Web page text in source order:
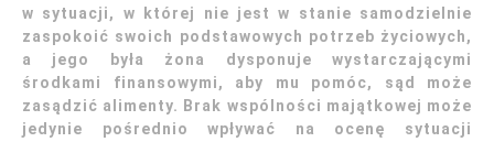
w sytuacji, w której nie jest w stanie samodzielnie
zaspokoić swoich podstawowych potrzeb życiowych,
a jego była żona dysponuje wystarczającymi
środkami finansowymi, aby mu pomóc, sąd może
zasądzić alimenty. Brak wspólności majątkowej może
jedynie pośrednio wpływać na ocenę sytuacji